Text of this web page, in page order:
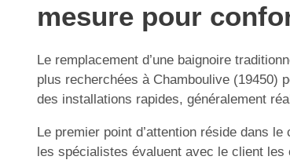
mesure pour
Le remplacement d’une baignoire
plus recherchées à Chamboulive (19450)
des installations rapides, généralement
Le premier point d’attention réside dans
les spécialistes évaluent avec le client les